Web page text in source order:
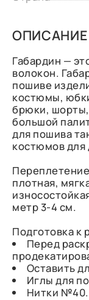
ОПИСАНИЕ
Габардин —
волокон.
пошиве
костюмы,
брюки, шорты,
большой
для пошива
костюмов для
плотная,
метр 3-4 см.
Подготовка к
Перед
Оставить
Иглы для
Нитки №40.